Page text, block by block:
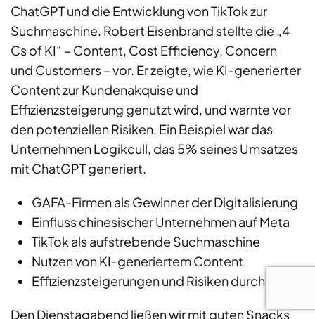
ChatGPT und die Entwicklung von TikTok zur
Suchmaschine. Robert Eisenbrand stellte die „4
Cs of KI“ – Content, Cost Efficiency, Concern
und Customers – vor. Er zeigte, wie KI-generierter
Content zur Kundenakquise und
Effizienzsteigerung genutzt wird, und warnte vor
den potenziellen Risiken. Ein Beispiel war das
Unternehmen Logikcull, das 5% seines Umsatzes
mit ChatGPT generiert.
GAFA-Firmen als Gewinner der Digitalisierung
Einfluss chinesischer Unternehmen auf Meta
TikTok als aufstrebende Suchmaschine
Nutzen von KI-generiertem Content
Effizienzsteigerungen und Risiken durch KI
Den Dienstagabend ließen wir mit guten Snacks